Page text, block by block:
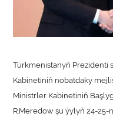
Türkmenistanyň Prezidenti
Kabinetiniň nobatdaky
Ministrler Kabinetiniň
R.Meredow şu ýylyň 24-25-